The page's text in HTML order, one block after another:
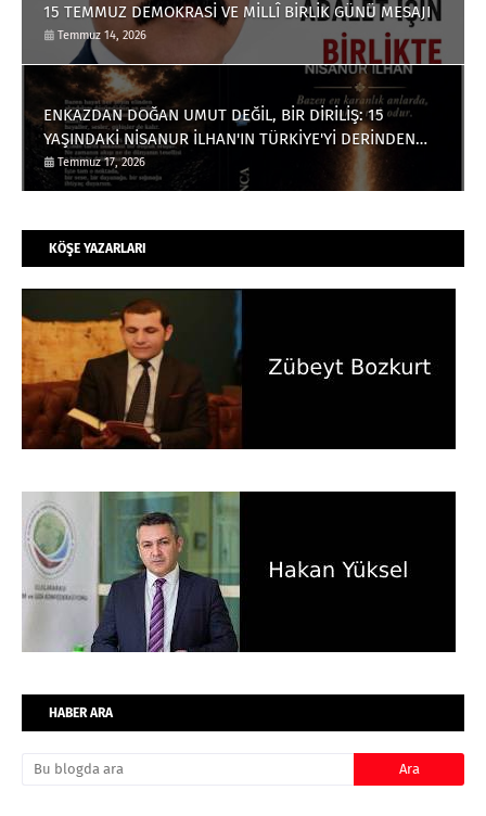
15 TEMMUZ DEMOKRASİ VE MİLLÎ BİRLİK GÜNÜ MESAJI
Temmuz 14, 2026
ENKAZDAN DOĞAN UMUT DEĞİL, BİR DİRİLİŞ: 15
YAŞINDAKİ NİSANUR İLHAN'IN TÜRKİYE'Yİ DERİNDEN
ETKİLEYECEK HİKÂYESİ
Temmuz 17, 2026
KÖŞE YAZARLARI
HABER ARA